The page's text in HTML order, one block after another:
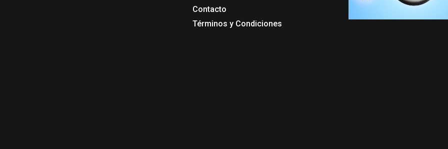
Contacto
Términos y Condiciones